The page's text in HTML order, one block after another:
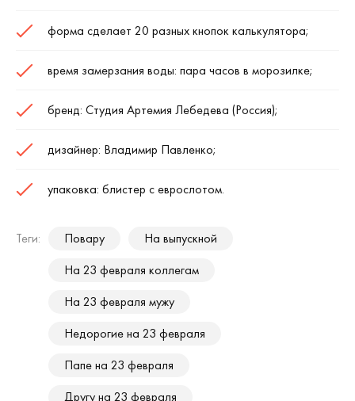
форма сделает 20 разных кнопок калькулятора;
время замерзания воды: пара часов в морозилке;
бренд: Студия Артемия Лебедева (Россия);
дизайнер: Владимир Павленко;
упаковка: блистер с еврослотом.
Теги: Повару
На выпускной
На 23 февраля коллегам
На 23 февраля мужу
Недорогие на 23 февраля
Папе на 23 февраля
Другу на 23 февраля